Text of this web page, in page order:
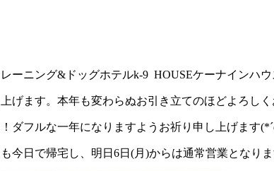
ーニング&ドッグホテルk-9 HOUSEケーナインハウ
げます。本年も変わらぬお引き立てのほどよろしく
ダフルな一年になりますようお祈り申し上げます
今日で帰宅し、明日6日(月)からは通常営業となり